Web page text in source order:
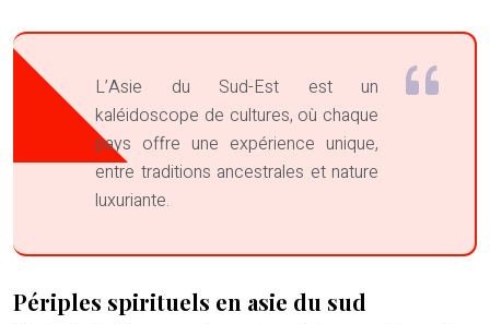
L’Asie du Sud-Est est un
kaléidoscope de cultures, où chaque
pays offre une expérience unique,
entre traditions ancestrales et nature
luxuriante.
Périples spirituels en asie du sud